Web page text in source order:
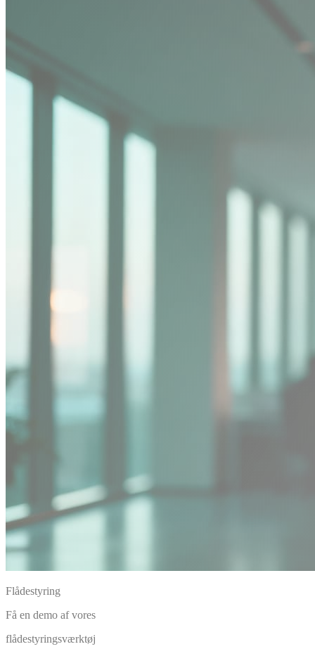
Flådestyring
Få en demo af vores
flådestyringsværktøj